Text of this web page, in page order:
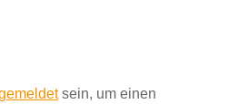
sein, um einen